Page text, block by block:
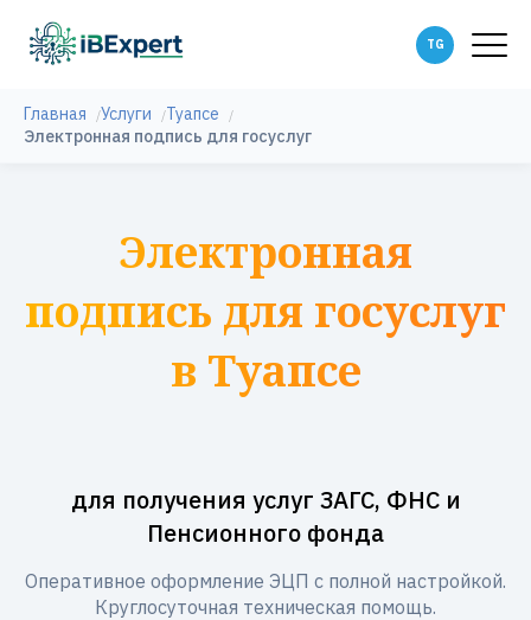
Главная Услуги
Туапсе
Электронная подпись для госуслуг
Электронная
подпись для госуслуг
в Туапсе
для получения услуг ЗАГС, ФНС и
Пенсионного фонда
Оперативное оформление ЭЦП с полной настройкой.
Круглосуточная техническая помощь.